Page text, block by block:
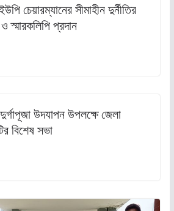
চেয়ারম্যানের সীমাহীন দুর্নীতির
স্মারকলিপি প্রদান
দুর্গাপূজা উদযাপন উপলক্ষে জেলা
বিশেষ সভা